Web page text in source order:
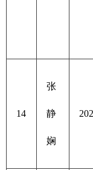
14
张
静
娴